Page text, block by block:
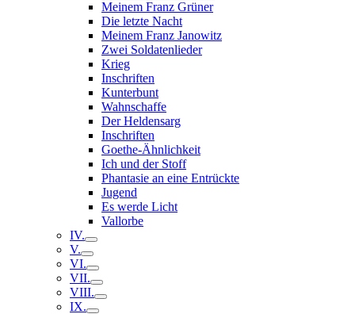
Meinem Franz Grüner
Die letzte Nacht
Meinem Franz Janowitz
Zwei Soldatenlieder
Krieg
Inschriften
Kunterbunt
Wahnschaffe
Der Heldensarg
Inschriften
Goethe-Ähnlichkeit
Ich und der Stoff
Phantasie an eine Entrückte
Jugend
Es werde Licht
Vallorbe
IV.
V.
VI.
VII.
VIII.
IX.